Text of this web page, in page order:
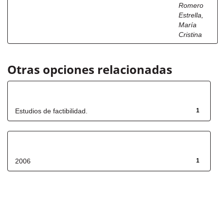
Romero
Estrella,
María
Cristina
Otras opciones relacionadas
1
Estudios de factibilidad.
1
2006